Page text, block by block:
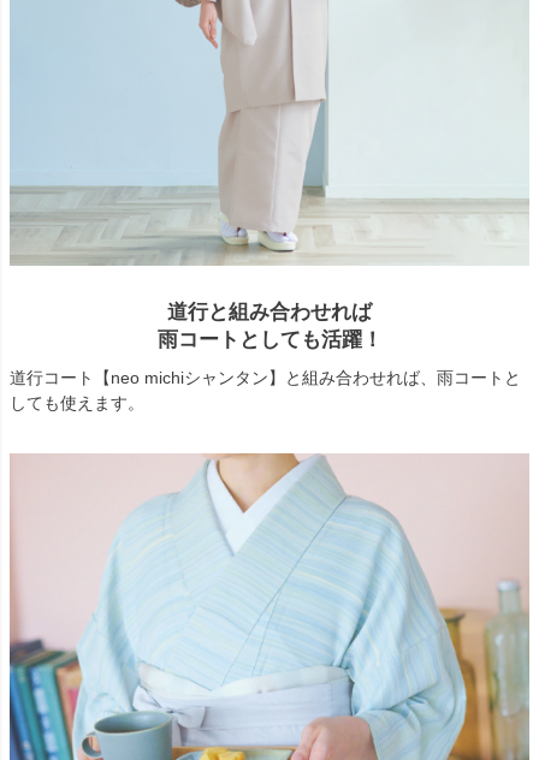
道行と組み合わせれば
雨コートとしても活躍！
道行コート【neo michiシャンタン】と組み合わせれば、雨コートと
しても使えます。